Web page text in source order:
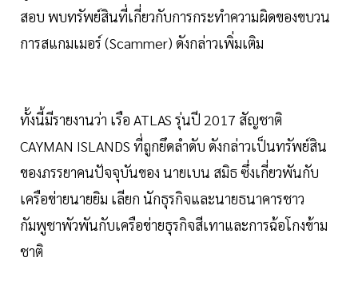
สอบ พบทรัพย์สินที่เกี่ยวกับการกระทำความผิดของขบวน
การสแกมเมอร์ (Scammer) ดังกล่าวเพิ่มเติม
ทั้งนี้มีรายงานว่า เรือ ATLAS รุ่นปี 2017 สัญชาติ
CAYMAN ISLANDS ที่ถูกยึดลำดับ ดังกล่าวเป็นทรัพย์สิน
ของภรรยาคนปัจจุบันของ นายเบน สมิธ ซึ่งเกี่ยวพันกับ
เครือข่ายนายยิม เลียก นักธุรกิจและนายธนาคารชาว
กัมพูชาพัวพันกับเครือข่ายธุรกิจสีเทาและการฉ้อโกงข้าม
ชาติ